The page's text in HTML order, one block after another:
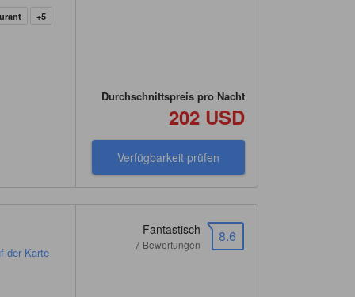
+5
Durchschnittspreis pro Nacht
202 USD
Verfügbarkeit prüfen
der Karte
8.6
Fantastisch
7 Bewertungen